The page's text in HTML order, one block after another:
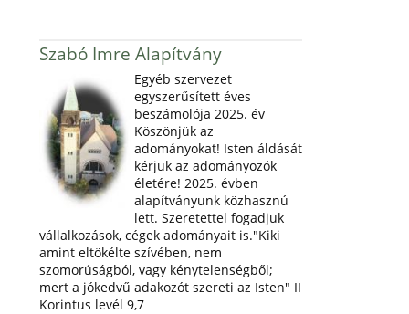
Szabó Imre Alapítvány
Egyéb szervezet
egyszerűsített éves
beszámolója 2025. év
Köszönjük az
adományokat! Isten áldását
kérjük az adományozók
életére! 2025. évben
alapítványunk közhasznú
lett. Szeretettel fogadjuk
vállalkozások, cégek adományait is."Kiki
amint eltökélte szívében, nem
szomorúságból, vagy kénytelenségből;
mert a jókedvű adakozót szereti az Isten" II
Korintus levél 9,7